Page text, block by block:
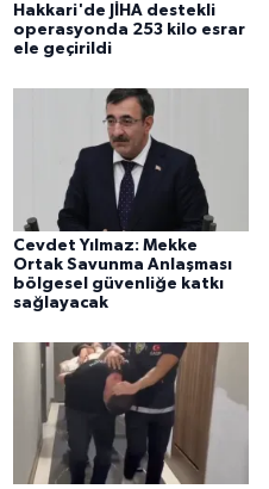
Hakkari'de JİHA destekli
operasyonda 253 kilo esrar
ele geçirildi
Cevdet Yılmaz: Mekke
Ortak Savunma Anlaşması
bölgesel güvenliğe katkı
sağlayacak